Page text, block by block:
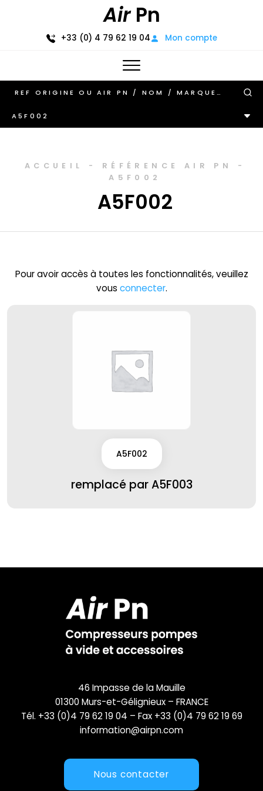
AirPn
+33 (0) 4 79 62 19 04 Mon compte
A5F002
ACCUEIL - RÉFÉRENCE AIR PN
-
A5F002
A5F002
Pour avoir accès à toutes les fonctionnalités, veuillez
vous connecter.
A5F002
remplacé par A5F003
46 Impasse de la Mauille
01300 Murs-et-Gélignieux – FRANCE
Tél. +33 (0)4 79 62 19 04 – Fax +33 (0)4 79 62 19 69
information@airpn.com
Nous contacter